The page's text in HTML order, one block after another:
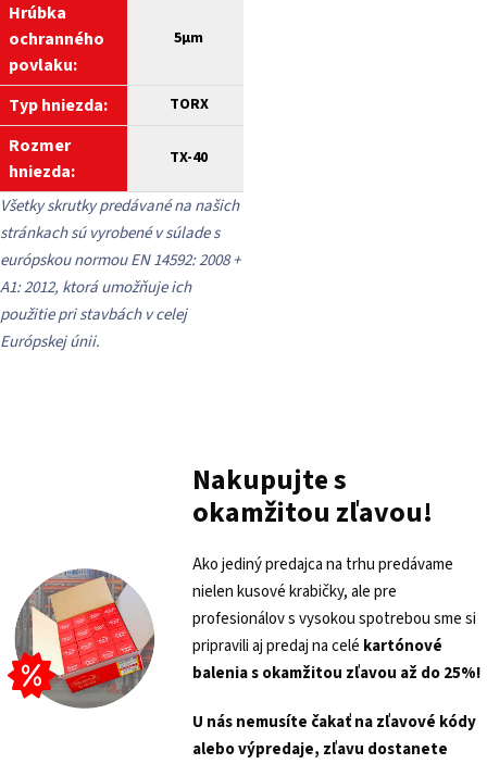
Hrúbka
ochranného
povlaku:
5µm
Typ hniezda: TORX
Rozmer
hniezda:
TX-40
Všetky skrutky predávané na našich
stránkach sú vyrobené v súlade s
európskou normou EN 14592: 2008 +
A1: 2012, ktorá umožňuje ich
použitie pri stavbách v celej
Európskej únii.
Nakupujte s
okamžitou zľavou!
Ako jediný predajca na trhu predávame
nielen kusové krabičky, ale pre
profesionálov s vysokou spotrebou sme si
pripravili aj predaj na celé kartónové
balenia sokamžitou zľavou až do 25%!
U nás nemusíte čakať na zľavové kódy
alebo výpredaje, zľavu dostanete